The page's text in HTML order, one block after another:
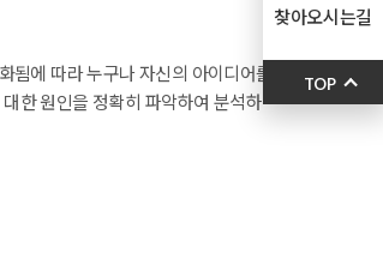
에 따라 누구나 자신의 아이디어를
한 원인을 정확히 파악하여 분석하
소양을 갖춘다. 또한, 각 참가자가
이템에 아이디어를 부가하여 새로
찾아오시는길
TOP